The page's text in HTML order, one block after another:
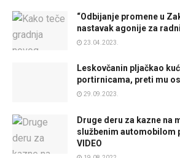
“Odbijanje promene u
nastavak agonije za
23.04.2023.
Leskovčanin pljačkao
portirnicama, preti mu
29.09.2023.
Druge deru za kazne na
službenim automobilom
VIDEO